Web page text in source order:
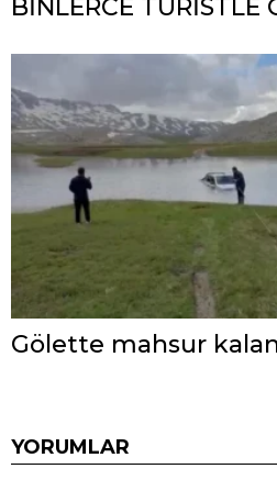
BİNLERCE TURİSTLE
Gölette mahsur
YORUMLAR